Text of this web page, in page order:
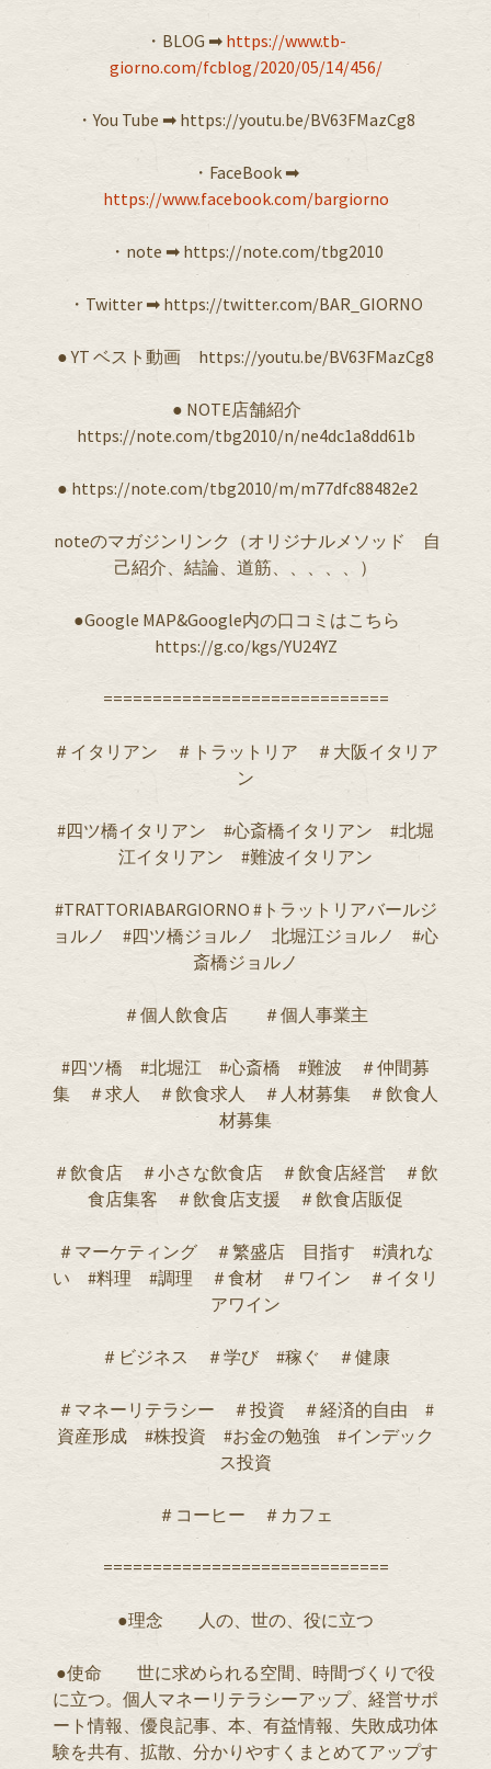
・BLOG ➡︎ https://www.tb-
giorno.com/fcblog/2020/05/14/456/
・You Tube ➡︎ https://youtu.be/BV63FMazCg8
・FaceBook ➡︎
https://www.facebook.com/bargiorno
・note ➡︎ https://note.com/tbg2010
・Twitter ➡︎ https://twitter.com/BAR_GIORNO
● YT ベスト動画 https://youtu.be/BV63FMazCg8
● NOTE店舗紹介
https://note.com/tbg2010/n/ne4dc1a8dd61b
● https://note.com/tbg2010/m/m77dfc88482e2
noteのマガジンリンク（オリジナルメソッド 自
己紹介、結論、道筋、、、、、）
●Google MAP&Google内の口コミはこちら ︎
https://g.co/kgs/YU24YZ
=============================
＃イタリアン ＃トラットリア ＃大阪イタリア
ン
#四ツ橋イタリアン #心斎橋イタリアン #北堀
江イタリアン #難波イタリアン
#TRATTORIABARGIORNO #トラットリアバールジ
ョルノ #四ツ橋ジョルノ 北堀江ジョルノ #心
斎橋ジョルノ
＃個人飲食店 ＃個人事業主
#四ツ橋 #北堀江 #心斎橋 #難波 ＃仲間募
集 ＃求人 ＃飲食求人 ＃人材募集 ＃飲食人
材募集
＃飲食店 ＃小さな飲食店 ＃飲食店経営 ＃飲
食店集客 ＃飲食店支援 ＃飲食店販促
＃マーケティング ＃繁盛店 目指す #潰れな
い #料理 #調理 ＃食材 ＃ワイン ＃イタリ
アワイン
＃ビジネス ＃学び #稼ぐ ＃健康
＃マネーリテラシー ＃投資 ＃経済的自由 #
資産形成 #株投資 #お金の勉強 #インデック
ス投資
＃コーヒー ＃カフェ
=============================
●理念 人の、世の、役に立つ
●使命 世に求められる空間、時間づくりで役
に立つ。個人マネーリテラシーアップ、経営サポ
ート情報、優良記事、本、有益情報、失敗成功体
験を共有、拡散、分かりやすくまとめてアップす